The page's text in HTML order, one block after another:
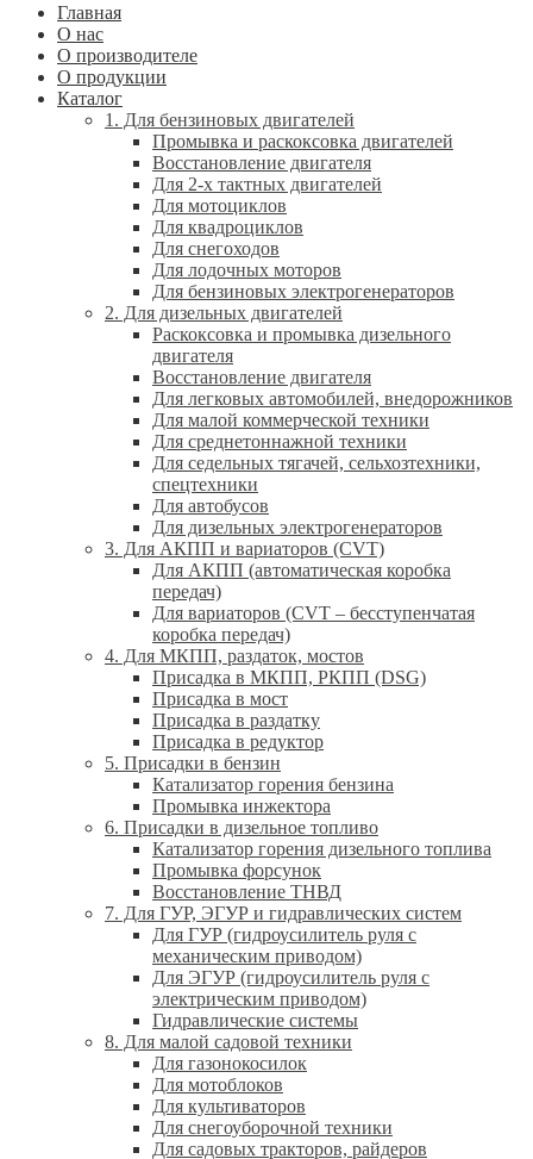
Главная
О нас
О производителе
О продукции
Каталог
1. Для бензиновых двигателей
Промывка и раскоксовка двигателей
Восстановление двигателя
Для 2-х тактных двигателей
Для мотоциклов
Для квадроциклов
Для снегоходов
Для лодочных моторов
Для бензиновых электрогенераторов
2. Для дизельных двигателей
Раскоксовка и промывка дизельного
двигателя
Восстановление двигателя
Для легковых автомобилей, внедорожников
Для малой коммерческой техники
Для среднетоннажной техники
Для седельных тягачей, сельхозтехники,
спецтехники
Для автобусов
Для дизельных электрогенераторов
3. Для АКПП и вариаторов (CVT)
Для АКПП (автоматическая коробка
передач)
Для вариаторов (CVT – бесступенчатая
коробка передач)
4. Для МКПП, раздаток, мостов
Присадка в МКПП, РКПП (DSG)
Присадка в мост
Присадка в раздатку
Присадка в редуктор
5. Присадки в бензин
Катализатор горения бензина
Промывка инжектора
6. Присадки в дизельное топливо
Катализатор горения дизельного топлива
Промывка форсунок
Восстановление ТНВД
7. Для ГУР, ЭГУР и гидравлических систем
Для ГУР (гидроусилитель руля с
механическим приводом)
Для ЭГУР (гидроусилитель руля с
электрическим приводом)
Гидравлические системы
8. Для малой садовой техники
Для газонокосилок
Для мотоблоков
Для культиваторов
Для снегоуборочной техники
Для садовых тракторов, райдеров